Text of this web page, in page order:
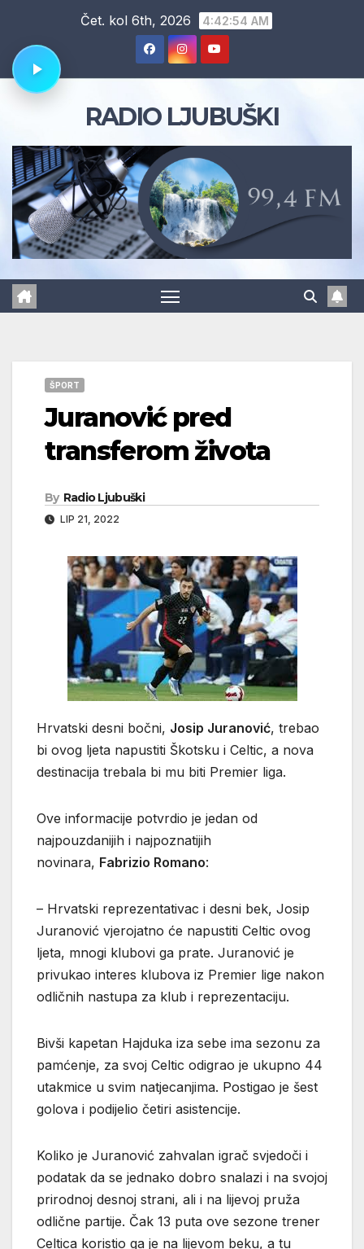
content
Čet. kol 6th, 2026 4:42:55 AM
RADIO LJUBUŠKI
ŠPORT
Juranović pred
transferom života
By Radio Ljubuški
LIP 21, 2022
Hrvatski desni bočni, Josip Juranović, trebao
bi ovog ljeta napustiti Škotsku i Celtic, a nova
destinacija trebala bi mu biti Premier liga.
Ove informacije potvrdio je jedan od
najpouzdanijih i najpoznatijih
novinara, Fabrizio Romano:
– Hrvatski reprezentativac i desni bek, Josip
Juranović vjerojatno će napustiti Celtic ovog
ljeta, mnogi klubovi ga prate. Juranović je
privukao interes klubova iz Premier lige nakon
odličnih nastupa za klub i reprezentaciju.
Bivši kapetan Hajduka iza sebe ima sezonu za
pamćenje, za svoj Celtic odigrao je ukupno 44
utakmice u svim natjecanjima. Postigao je šest
golova i podijelio četiri asistencije.
Koliko je Juranović zahvalan igrač svjedoči i
podatak da se jednako dobro snalazi i na svojoj
prirodnoj desnoj strani, ali i na lijevoj pruža
odlične partije. Čak 13 puta ove sezone trener
Celtica koristio ga je na lijevom beku, a tu